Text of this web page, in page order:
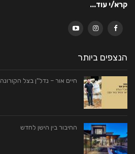
קרא/י עוד...
הנצפים ביותר
חיים אור – נדל"ן בצל הקורונה
החיבור בין הישן לחדש